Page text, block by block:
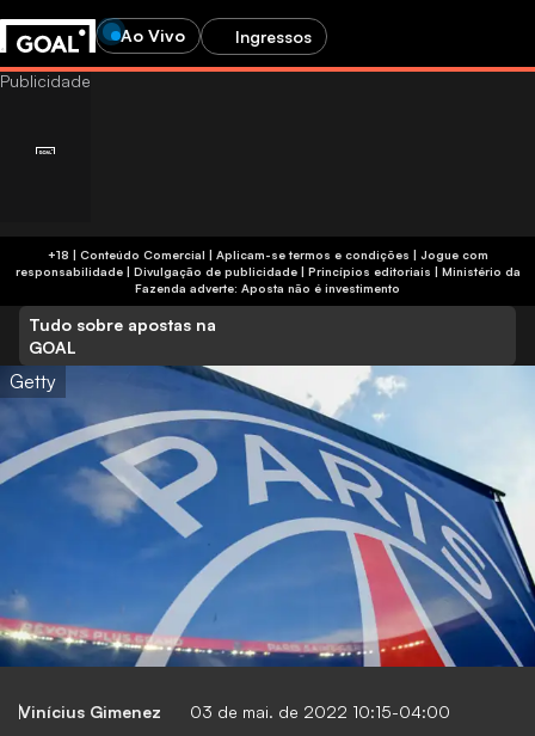
Ao Vivo Ingressos
+18 | Conteúdo Comercial | Aplicam-se termos e condições | Jogue com
responsabilidade| Divulgação de publicidade| Princípios editoriais | Ministério da
Fazenda adverte: Aposta não é investimento
Tudo sobre apostas na
GOAL
Getty
Vinícius Gimenez 03 de mai. de 2022 10:15-04:00